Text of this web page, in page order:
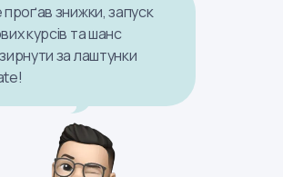
проґав знижки, запуск
курсів та шанс
за лаштунки